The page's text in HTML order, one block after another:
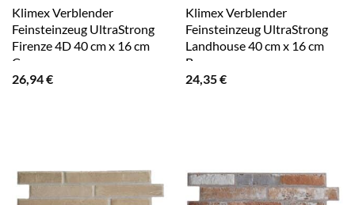
Klimex Verblender
Feinsteinzeug UltraStrong
Firenze 4D 40 cm x 16 cm
Creme
26,94€
Klimex Verblender
Feinsteinzeug UltraStrong
Landhouse 40 cm x 16 cm
Braun
24,35€